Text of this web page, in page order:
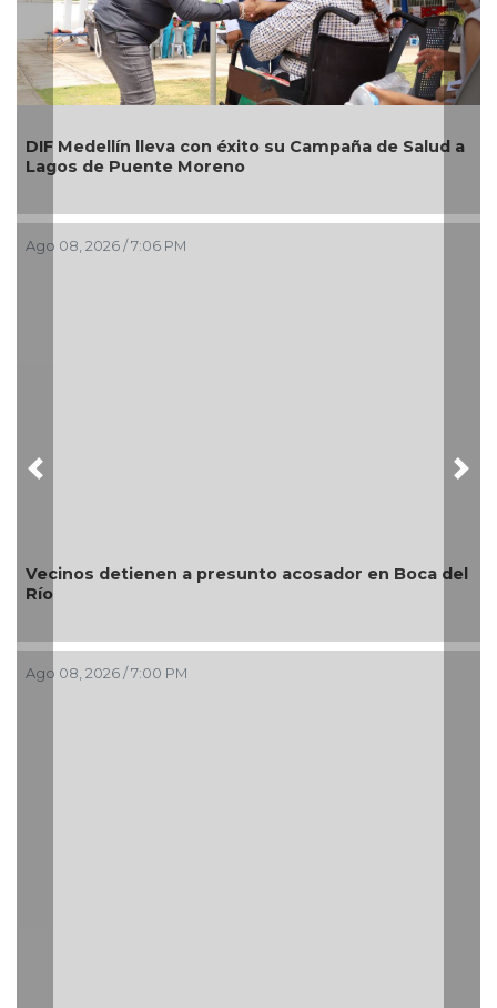
éxito su Campaña de Salud a
presunto acosador en Boca del
nuevos módulos
Previous